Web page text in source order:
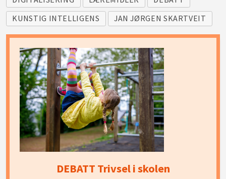
KUNSTIG INTELLIGENS
JAN JØRGEN SKARTVEIT
DEBATT Trivsel i skolen